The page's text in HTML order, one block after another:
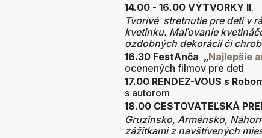
14.00 - 16.00 VÝTVORKY II.
Tvorivé stretnutie pre deti v
kvetinku. Maľovanie
ozdobných dekorácií či
16.30 FestAnča „Najlepšie
ocenených filmov pre deti
17.00 RENDEZ-VOUS s
s autorom
18.00 CESTOVATEĽSKÁ
Gruzínsko, Arménsko,
zážitkami z navštívených